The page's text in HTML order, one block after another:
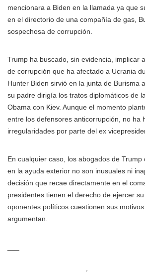
mencionara a Biden en la llamada ya que
en el directorio de una compañía de gas,
sospechosa de corrupción.
Trump ha buscado, sin evidencia, implicar
de corrupción que ha afectado a Ucrania
Hunter Biden sirvió en la junta de Burisma
su padre dirigía los tratos diplomáticos de
Obama con Kiev. Aunque el momento
entre los defensores anticorrupción, no ha
irregularidades por parte del ex
En cualquier caso, los abogados de
en la ayuda exterior no son inusuales ni
decisión que recae directamente en el
presidentes tienen el derecho de ejercer
oponentes políticos cuestionen sus motivos
argumentan.